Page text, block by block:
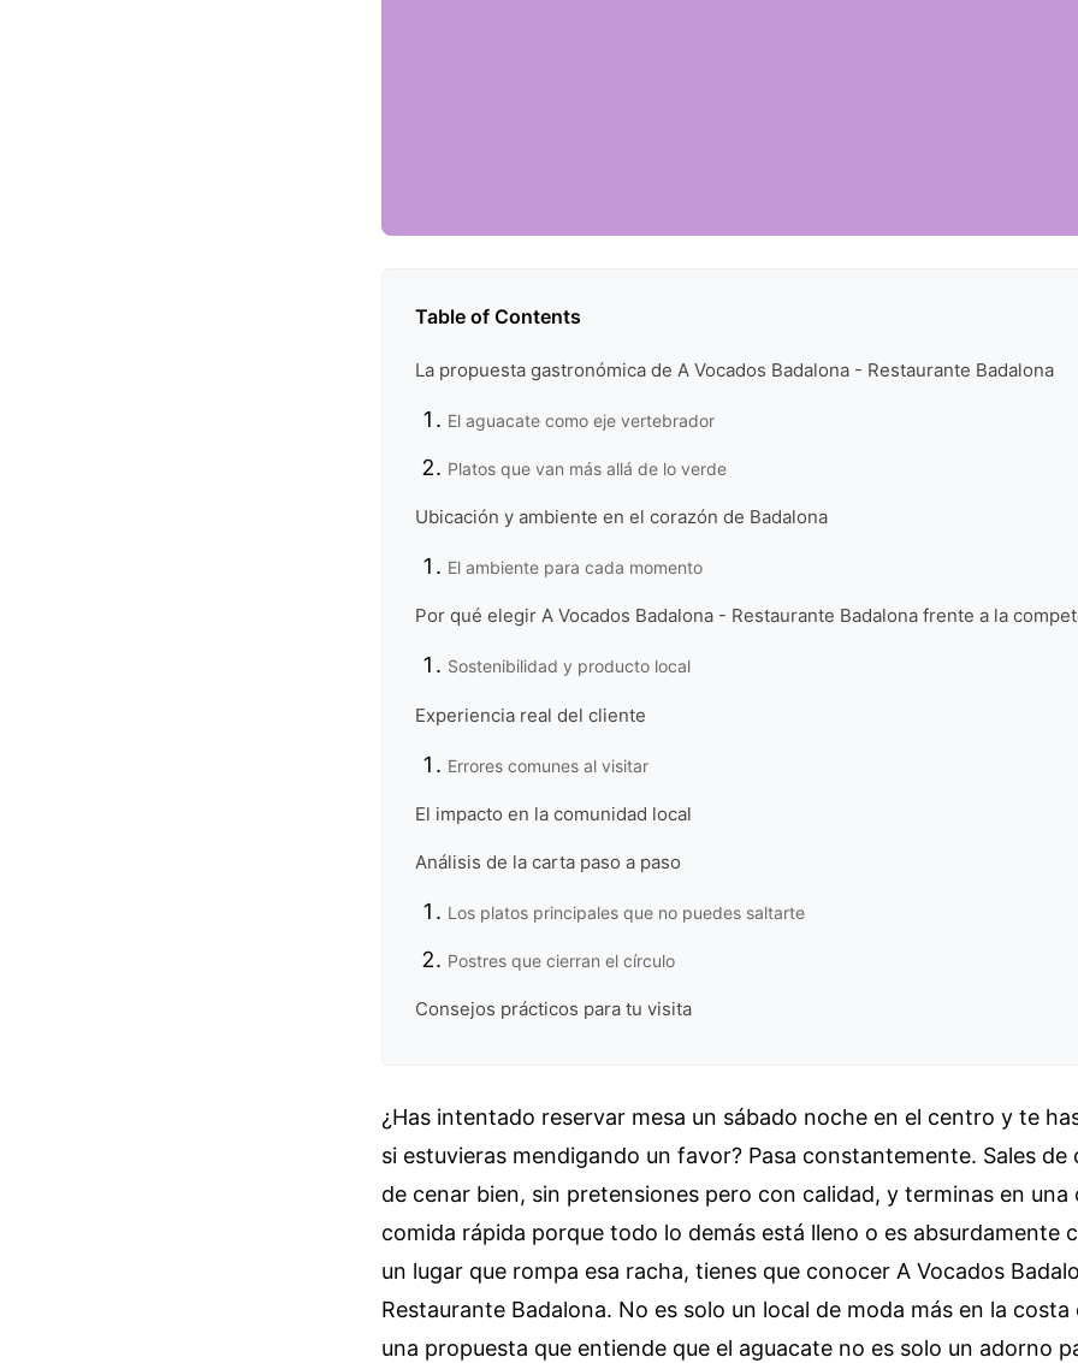
Table of Contents
La propuesta gastronómica de A Vocados Badalona - Restaurante Badalona
El aguacate como eje vertebrador
Platos que van más allá de lo verde
Ubicación y ambiente en el corazón de Badalona
El ambiente para cada momento
Por qué elegir A Vocados Badalona - Restaurante Badalona frente a la
Sostenibilidad y producto local
Experiencia real del cliente
Errores comunes al visitar
El impacto en la comunidad local
Análisis de la carta paso a paso
Los platos principales que no puedes saltarte
Postres que cierran el círculo
Consejos prácticos para tu visita
¿Has intentado reservar mesa un sábado noche en el centro y te
si estuvieras mendigando un favor? Pasa constantemente. Sales de
de cenar bien, sin pretensiones pero con calidad, y terminas en una
comida rápida porque todo lo demás está lleno o es absurdamente
un lugar que rompa esa racha, tienes que conocer A Vocados
Restaurante Badalona. No es solo un local de moda más en la costa
una propuesta que entiende que el aguacate no es solo un adorno